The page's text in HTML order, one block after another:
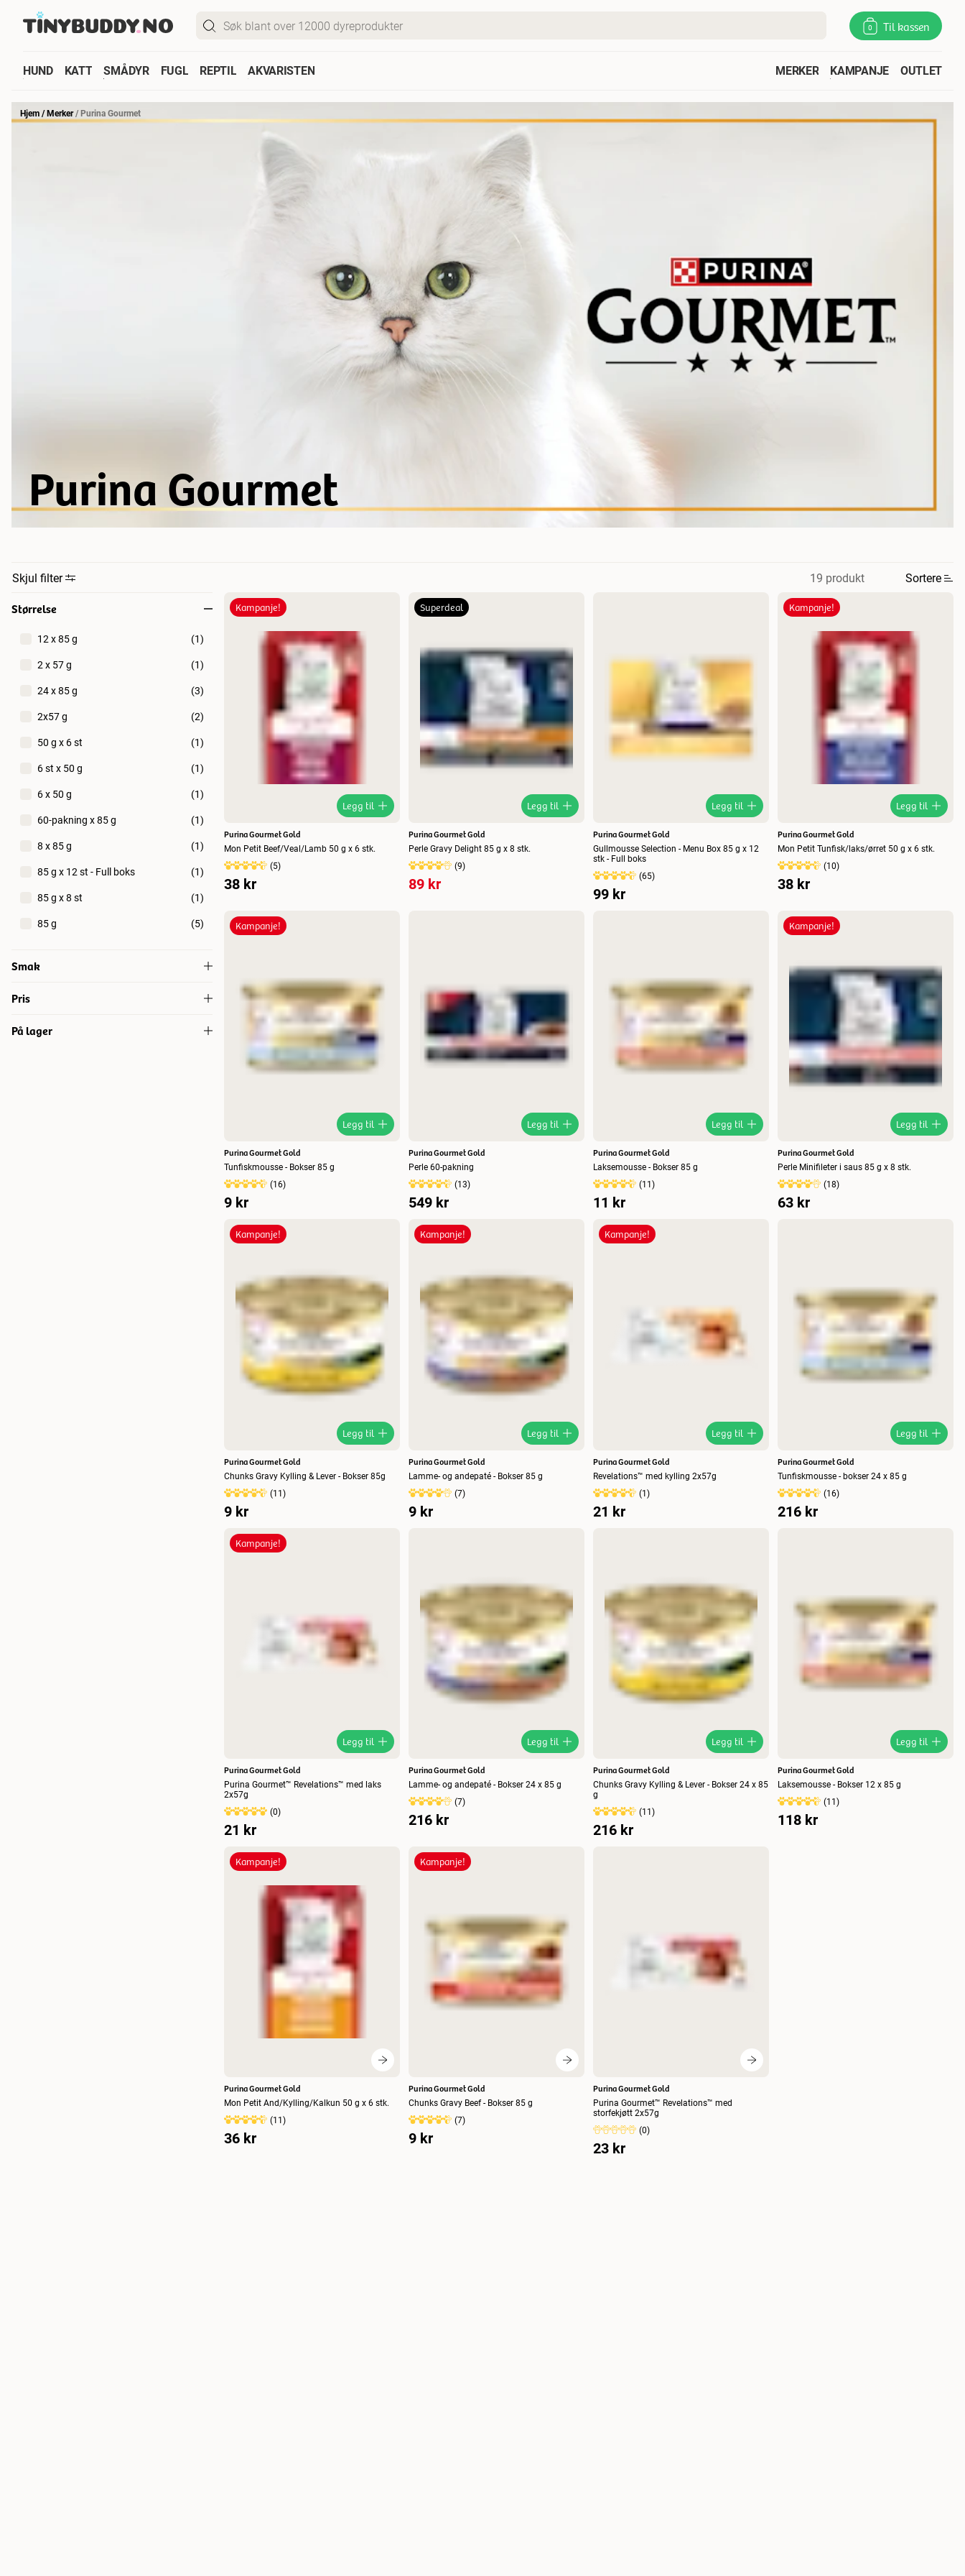
0 Til kassen
HUND KATT SMÅDYR FUGL REPTIL AKVARISTEN MERKER KAMPANJE OUTLET
Hjem/Merker/Purina Gourmet
Purina Gourmet
Skjul filter 19 produkt Sortere
Høyest pris
Lavest pris
Tilbud
Størrelse
12 x 85 g (1)
2 x 57 g
(1)
24 x 85 g
(3)
2x57 g
(2)
50 g x 6 st
(1)
6 st x 50 g
(1)
6 x 50 g
(1)
60-pakning x 85 g
(1)
8 x 85 g
(1)
85 g x 12 st - Full boks
(1)
85 g x 8 st
(1)
85 g
(5)
Smak
Pris
9
På lager
Kampanje!
Legg til
Purina Gourmet Gold
Mon Petit Beef/Veal/Lamb 50 g x 6 stk.
(5)
38 kr
Superdeal
Legg til
Purina Gourmet Gold
Perle Gravy Delight 85 g x 8 stk.
(9)
89 kr
Legg til
Purina Gourmet Gold
Gullmousse Selection - Menu Box 85 g x 12
stk - Full boks
(65)
99 kr
Kampanje!
Legg til
Purina Gourmet Gold
Mon Petit Tunfisk/laks/ørret 50 g x 6 stk.
(10)
38 kr
Kampanje!
Legg til
Purina Gourmet Gold
Tunfiskmousse - Bokser 85 g
(16)
9 kr
Legg til
Purina Gourmet Gold
Perle 60-pakning
(13)
549 kr
Legg til
Purina Gourmet Gold
Laksemousse - Bokser 85 g
(11)
11 kr
Kampanje!
Legg til
Purina Gourmet Gold
Perle Minifileter i saus 85 g x 8 stk.
(18)
63 kr
Kampanje!
Legg til
Purina Gourmet Gold
Chunks Gravy Kylling & Lever - Bokser 85g
(11)
9 kr
Kampanje!
Legg til
Purina Gourmet Gold
Lamme- og andepaté - Bokser 85 g
(7)
9 kr
Kampanje!
Legg til
Purina Gourmet Gold
Revelations™ med kylling 2x57g
(1)
21 kr
Legg til
Purina Gourmet Gold
Tunfiskmousse - bokser 24 x 85 g
(16)
216 kr
Kampanje!
Legg til
Purina Gourmet Gold
Purina Gourmet™ Revelations™ med laks
2x57g
(0)
21 kr
Legg til
Purina Gourmet Gold
Lamme- og andepaté - Bokser 24 x 85 g
(7)
216 kr
Legg til
Purina Gourmet Gold
Chunks Gravy Kylling & Lever - Bokser 24 x 85
g
(11)
216 kr
Legg til
Purina Gourmet Gold
Laksemousse - Bokser 12 x 85 g
(11)
118 kr
Kampanje!
Purina Gourmet Gold
Mon Petit And/Kylling/Kalkun 50 g x 6 stk.
(11)
36 kr
Kampanje!
Purina Gourmet Gold
Chunks Gravy Beef - Bokser 85 g
(7)
9 kr
Purina Gourmet Gold
Purina Gourmet™ Revelations™ med
storfekjøtt 2x57g
(0)
23 kr